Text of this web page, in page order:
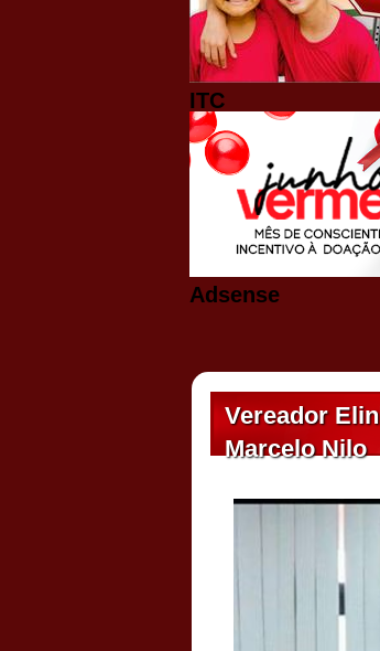
ITC
Adsense
Vereador
Marcelo Nilo